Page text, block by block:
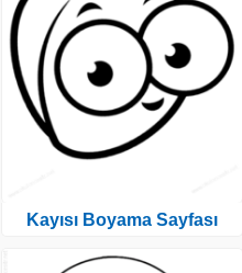
Kayısı Boyama Sayfası